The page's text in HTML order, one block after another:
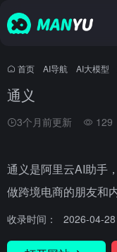
首页 AI导航 AI大模型
通义
3个月前更新 129
通义是阿里云AI助手
做跨境电商的朋友和
收录时间： 2026-04-28